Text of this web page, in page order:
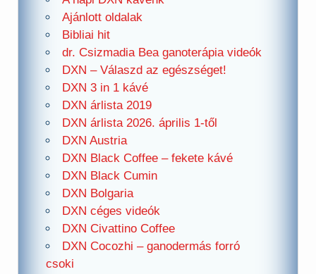
Ajánlott oldalak
Bibliai hit
dr. Csizmadia Bea ganoterápia videók
DXN – Válaszd az egészséget!
DXN 3 in 1 kávé
DXN árlista 2019
DXN árlista 2026. április 1-től
DXN Austria
DXN Black Coffee – fekete kávé
DXN Black Cumin
DXN Bolgaria
DXN céges videók
DXN Civattino Coffee
DXN Cocozhi – ganodermás forró
csoki